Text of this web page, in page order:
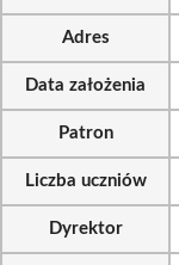
Adres
Data założenia
Patron
Liczba uczniów
Dyrektor